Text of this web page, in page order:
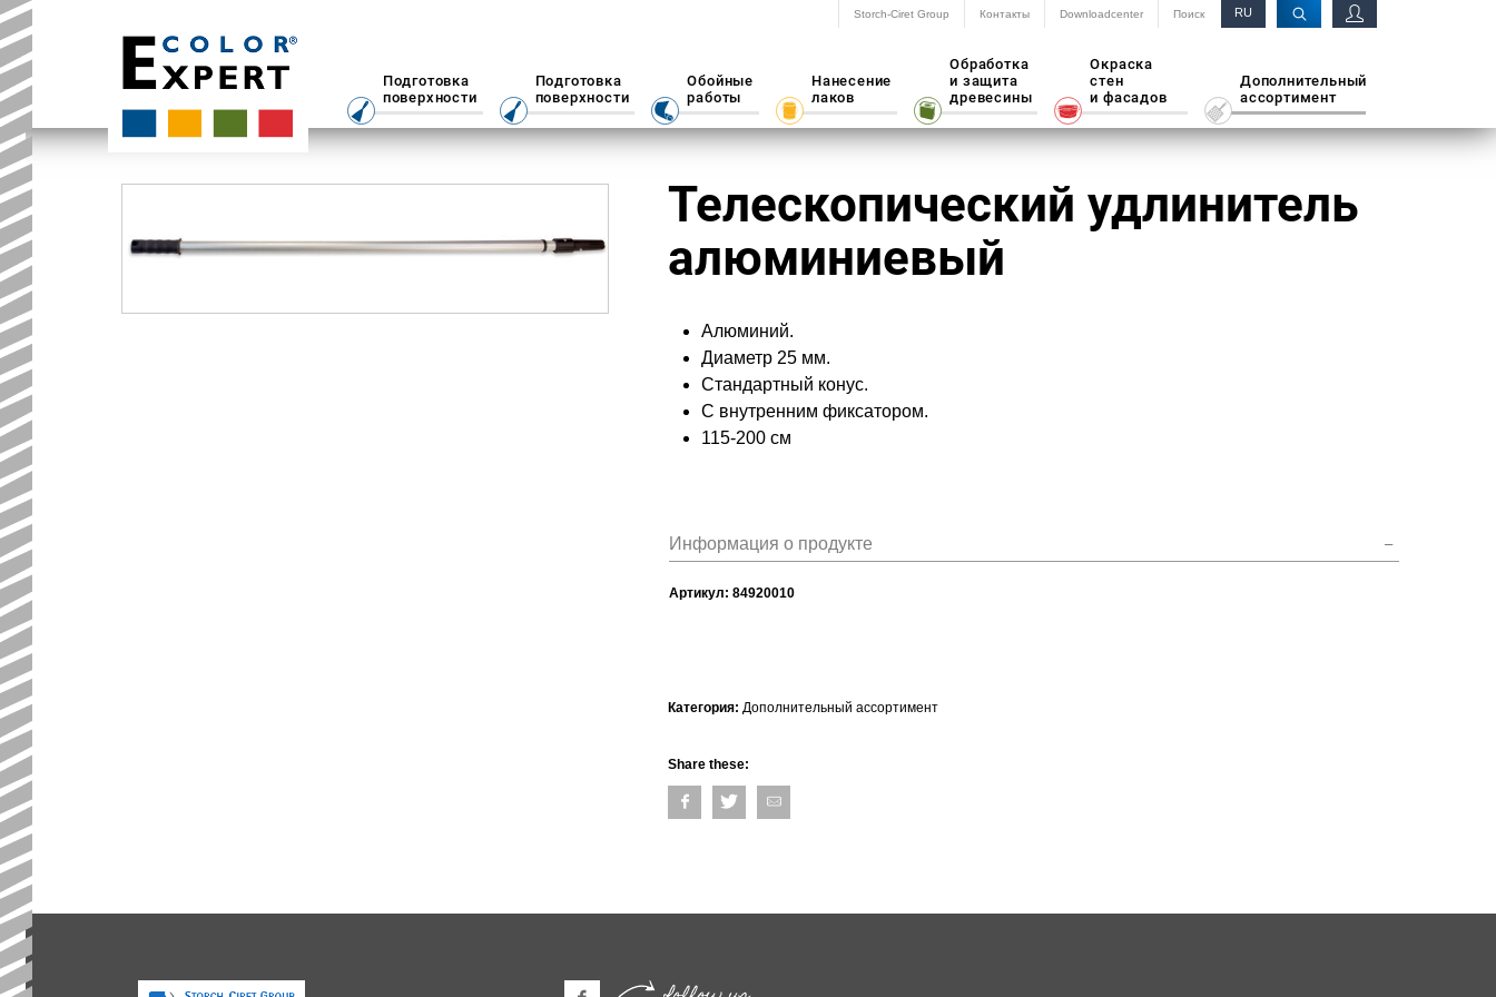
Storch-Ciret Group Контакты Downloadcenter Поиск RU
Подготовка
поверхности
Подготовка
поверхности
Обойные
работы
Нанесение
лаков
Обработка
и защита
древесины
Окраска
стен
и фасадов
Дополнительный
ассортимент
Телескопический удлинитель
алюминиевый
Алюминий.
Диаметр 25 мм.
Стандартный конус.
С внутренним фиксатором.
115-200 см
Информация о продукте
Артикул:84920010
Категория:Дополнительный ассортимент
Share these: